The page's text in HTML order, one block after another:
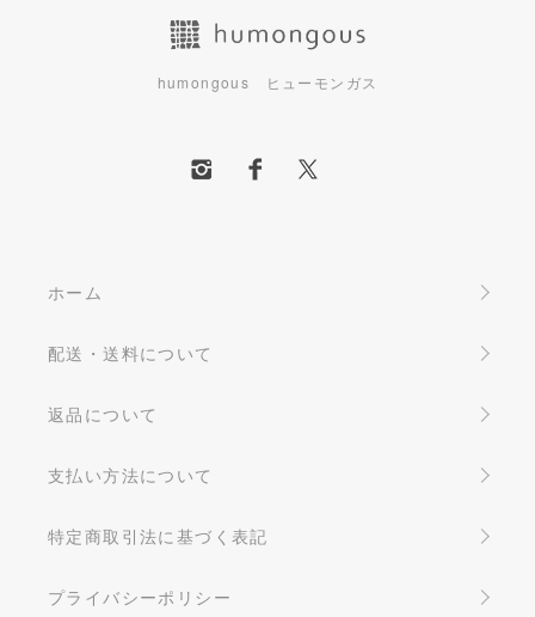
humongous ヒューモンガス
ホーム
配送・送料について
返品について
支払い方法について
特定商取引法に基づく表記
プライバシーポリシー